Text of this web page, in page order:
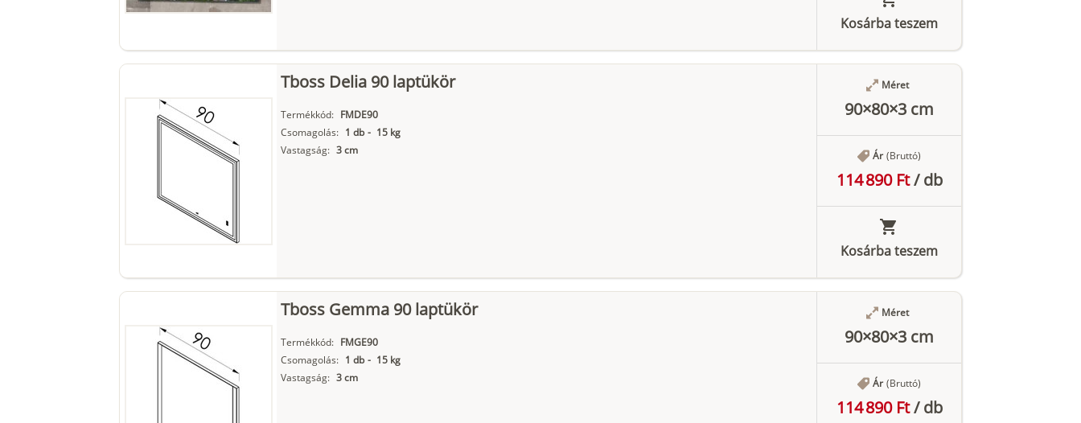
Kosárba teszem
Tboss Delia 90 laptükör
Termékkód: FMDE90
Csomagolás: 1 db - 15 kg
Vastagság: 3 cm
Méret
90×80×3 cm
Ár (Bruttó)
114 890 Ft/db
Kosárba teszem
Tboss Gemma 90 laptükör
Termékkód: FMGE90
Csomagolás: 1 db - 15 kg
Vastagság: 3 cm
Méret
90×80×3 cm
Ár (Bruttó)
114 890 Ft/db